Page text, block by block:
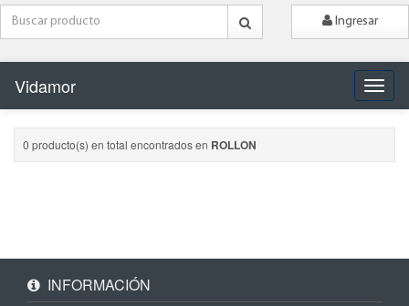
Ingresar
Vidamor
0 producto(s) en total encontrados en ROLLON
INFORMACIÓN